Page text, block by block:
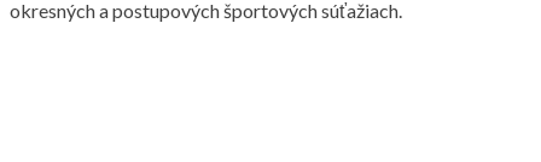
okresných a postupových športových súťažiach.